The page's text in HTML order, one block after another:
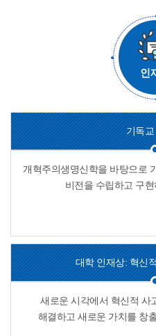
인
기독
개혁주의생명신학을 바탕으로
비전을 수립하고 구
대학 인재상: 혁신
새로운 시각에서 혁신적 사
해결하고 새로운 가치를 창